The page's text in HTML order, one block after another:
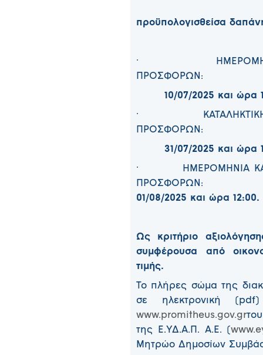
προϋπολογισθείσα
· ΗΜΕΡΟΜΗΝΙΑ
ΠΡΟΣΦΟΡΩΝ:
10/07/2025 και ώρα
· ΚΑΤΑΛΗΚΤΙΚΗ
ΠΡΟΣΦΟΡΩΝ:
31/07/2025 και ώρα
· ΗΜΕΡΟΜΗΝΙΑ ΚΑΙ
ΠΡΟΣΦΟΡΩΝ:
01/08/2025 και ώρα 12:00.
Ως κριτήριο
συμφέρουσα από
τιμής.
Το πλήρες σώμα της
σε ηλεκτρονική
www.promitheus.gov.gr
της Ε.ΥΔ.Α.Π. Α.Ε. (
Μητρώο Δημοσίων